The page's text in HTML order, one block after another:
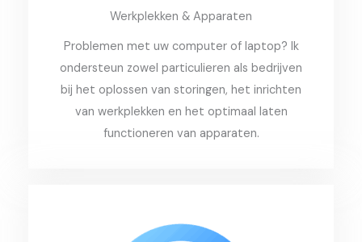
Werkplekken & Apparaten
Problemen met uw computer of laptop? Ik
ondersteun zowel particulieren als bedrijven
bij het oplossen van storingen, het inrichten
van werkplekken en het optimaal laten
functioneren van apparaten.